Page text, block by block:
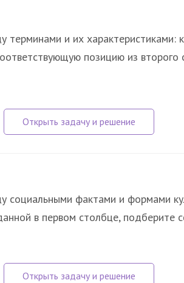
терминами и их характеристиками:
позицию из второго
социальными фактами и формами
в первом столбце, подберите